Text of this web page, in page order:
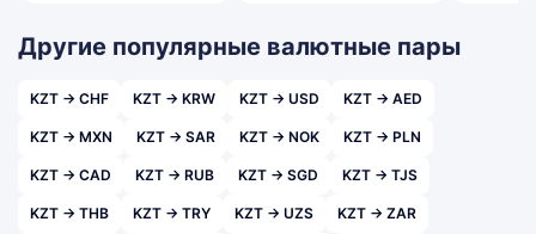
Другие популярные валютные пары
KZT → CHF KZT → KRW KZT → USD KZT → AED
KZT → MXN KZT → SAR KZT → NOK KZT → PLN
KZT → CAD KZT → RUB KZT → SGD KZT → TJS
KZT → THB KZT → TRY KZT → UZS KZT → ZAR